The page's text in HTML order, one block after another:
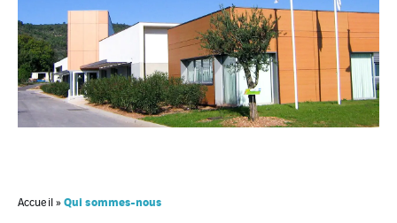
Accueil»Qui sommes-nous